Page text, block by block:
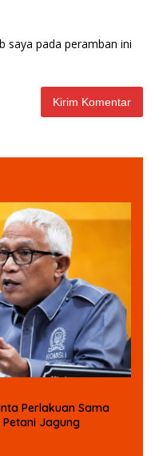
saya pada peramban ini
Perlakuan Sama
Jagung